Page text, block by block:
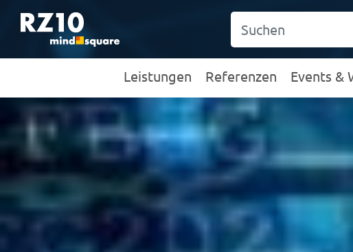
Leistungen Referenzen Events &